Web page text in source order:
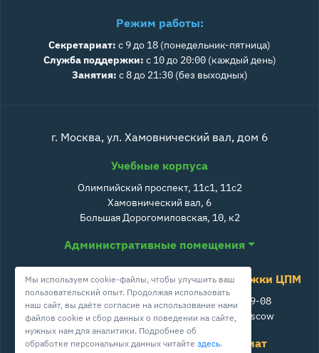
Режим работы:
Секретариат: с 9 до 18 (понедельник-пятница)
Служба поддержки: с 10 до 20:00 (каждый день)
Занятия: с 8 до 21:30 (без выходных)
г. Москва, ул. Хамовнический вал, дом 6
Учебные корпуса
Олимпийский проспект, 11с1, 11с2
Хамовнический вал, 6
Большая Дорогомиловская, 10, к2
Административные помещения
Служба поддержки ЦПМ
+7 800 511-39-08
info@cpm.moscow
Школа ЦПМ
Секретариат
Мы используем cookie-файлы, чтобы улучшить ваш
пользовательский опыт. Продолжая использовать
наш сайт, вы даёте согласие на использование нами
файлов cookie и сбор данных о поведении на сайте,
нужных нам для аналитики. Подробнее об
обработке персональных данных читайте здесь.